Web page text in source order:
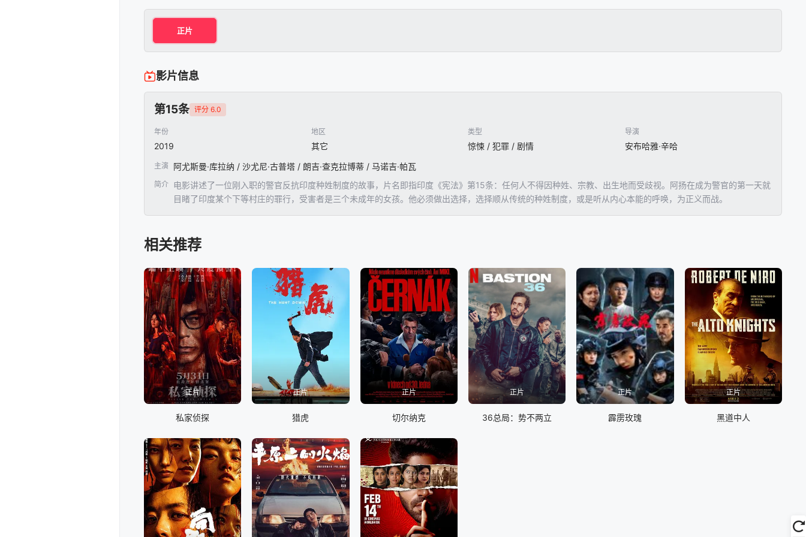
正片
影片信息
第15条 评分 6.0
年份
2019
地区
其它
类型
惊悚 / 犯罪 / 剧情
导演
安布哈雅·辛哈
主演 阿尤斯曼·库拉纳 / 沙尤尼·古普塔 / 朗吉·查克拉博蒂 / 马诺吉·帕瓦
简介 电影讲述了一位刚入职的警官反抗印度种姓制度的故事，片名即指印度《宪法》第15条：任何人不得因种姓、宗教、出生地而受歧视。阿扬在成为警官的第一天就
目睹了印度某个下等村庄的罪行，受害者是三个未成年的女孩。他必须做出选择，选择顺从传统的种姓制度，或是听从内心本能的呼唤，为正义而战。
相关推荐
正片
私家侦探
正片
猎虎
正片
切尔纳克
正片
36总局：势不两立
正片
霹雳玫瑰
正片
黑道中人